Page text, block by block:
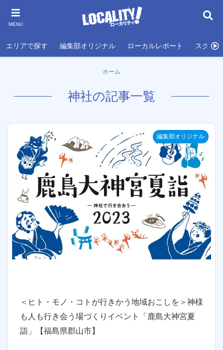
MENU
エリアで探す 編集部オリジナル ローカルレポート スクール
ホーム
神社の記事一覧
編集部オリジナル
＜ヒト・モノ・コトが行きかう地域おこしを＞神様
も人も行き会う場づくりイベント「鹿島大神宮夏
詣」【福島県郡山市】